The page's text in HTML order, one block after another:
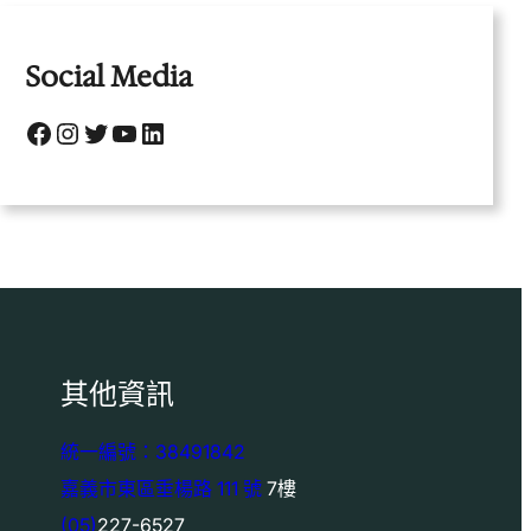
Social Media
Facebook Instagram Twitter YouTube LinkedIn
其他資訊
統一編號：38491842
嘉義市東區垂楊路 111 號 7樓
(05)227-6527